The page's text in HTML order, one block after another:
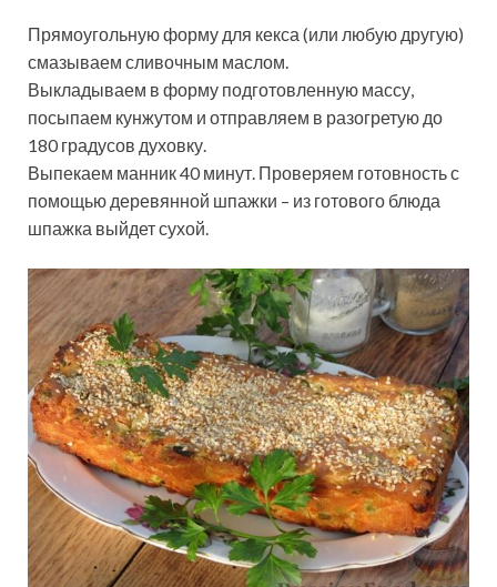
Прямоугольную форму для кекса (или любую другую)
смазываем сливочным маслом.
Выкладываем в форму подготовленную массу,
посыпаем кунжутом и отправляем в разогретую до
180 градусов духовку.
Выпекаем манник 40 минут. Проверяем готовность с
помощью деревянной шпажки – из готового блюда
шпажка выйдет сухой.